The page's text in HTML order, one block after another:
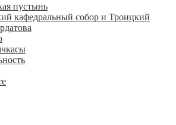
пустынь
кафедральный собор и Троицкий